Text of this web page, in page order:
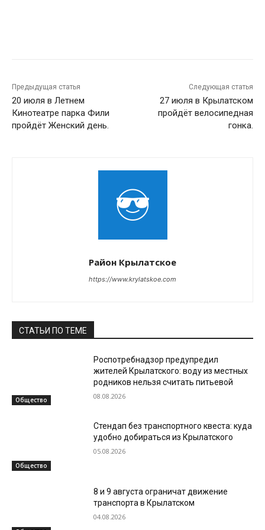
Предыдущая статья
20 июля в Летнем
Кинотеатре парка Фили
пройдёт Женский день.
Следующая статья
27 июля в Крылатском
пройдёт велосипедная
гонка.
Район Крылатское
https://www.krylatskoe.com
СТАТЬИ ПО ТЕМЕ
Общество
Роспотребнадзор предупредил
жителей Крылатского: воду из местных
родников нельзя считать питьевой
08.08.2026
Общество
Стендап без транспортного квеста: куда
удобно добираться из Крылатского
05.08.2026
8 и 9 августа ограничат движение
транспорта в Крылатском
04.08.2026